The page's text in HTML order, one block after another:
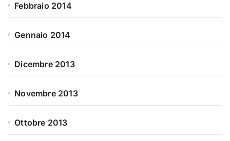
Febbraio 2014
Gennaio 2014
Dicembre 2013
Novembre 2013
Ottobre 2013